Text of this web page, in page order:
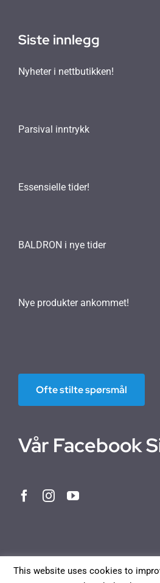
Siste innlegg
Nyheter i nettbutikken!
Parsival inntrykk
Essensielle tider!
BALDRON i nye tider
Nye produkter ankommet!
Ofte stilte spørsmål
Vår Facebook
This website uses cookies to